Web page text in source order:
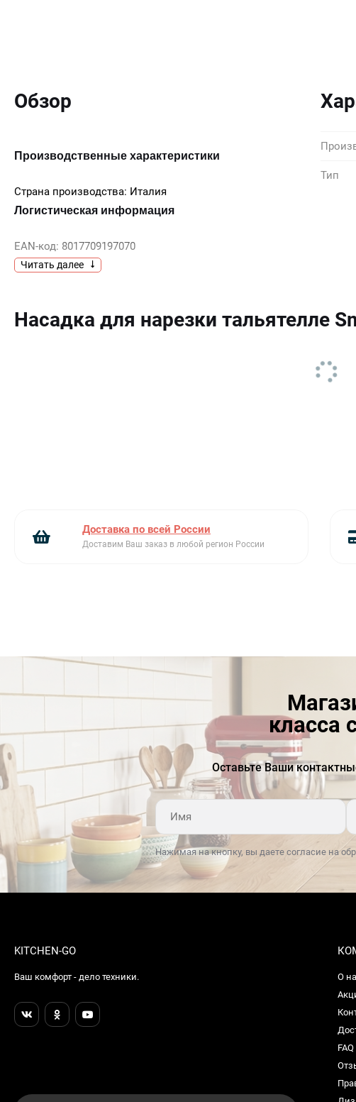
Обзор
Производственные характеристики
Страна производства: Италия
Логистическая информация
EAN-код: 8017709197070
Ширина изделия (мм): 220 мм
Вес брутто (кг): 1.500 кг
Читать далее
Тип
Насадка для нарезки тальятелле
Доставка по всей России
Доставим Ваш заказ в любой регион России
класса
Оставьте Ваши
Нажимая на кнопку, вы даете согласие на
KITCHEN-GO
Ваш комфорт - дело техники.
О
FAQ